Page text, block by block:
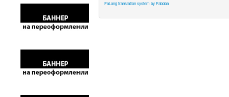
FaLang translation system by Faboba